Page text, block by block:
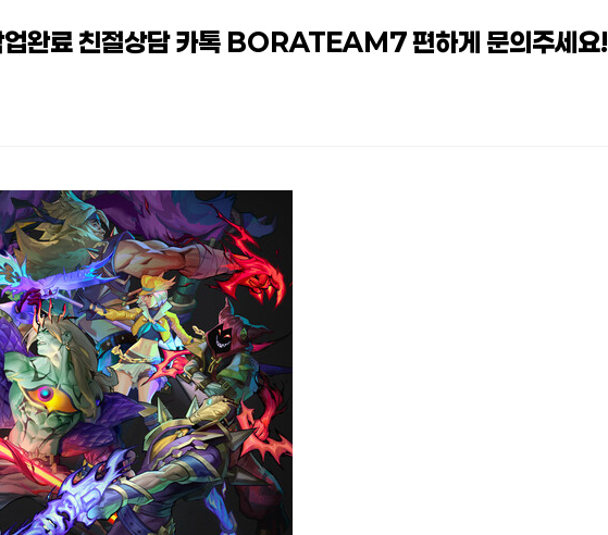
료 친절상담 카톡 BORATEAM7 편하게 문의주세요!